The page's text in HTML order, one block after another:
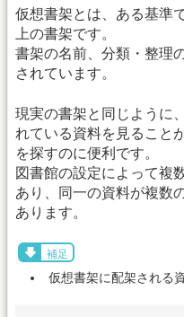
仮想書架とは、ある基準
上の書架です。
書架の名前、分類・整理
されています。
現実の書架と同じように
れている資料を見ること
を探すのに便利です。
図書館の設定によって複
あり、同一の資料が複数
あります。
補足
仮想書架に配架される